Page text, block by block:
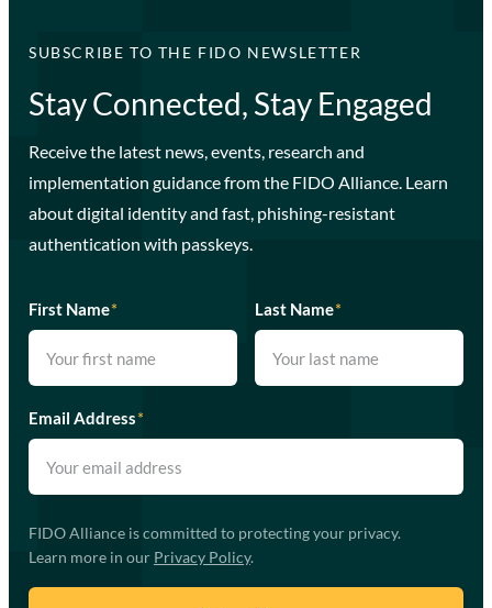
SUBSCRIBE TO THE FIDO NEWSLETTER
Stay Connected, Stay Engaged
Receive the latest news, events, research and
implementation guidance from the FIDO Alliance. Learn
about digital identity and fast, phishing-resistant
authentication with passkeys.
First Name* Last Name*
Email Address*
FIDO Alliance is committed to protecting your privacy.
Learn more in our Privacy Policy.